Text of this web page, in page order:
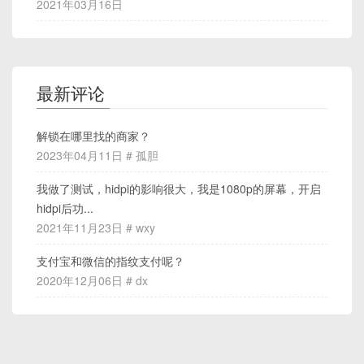
2021年03月16日
最新评论
解锁在哪里找的商家？
2023年04月11日 # 孤胆
我做了测试，hidpi的影响很大，我是1080p的屏幕，开启
hidpi后功...
2021年11月23日 # wxy
支付宝和微信的指纹支付呢？
2020年12月06日 # dx